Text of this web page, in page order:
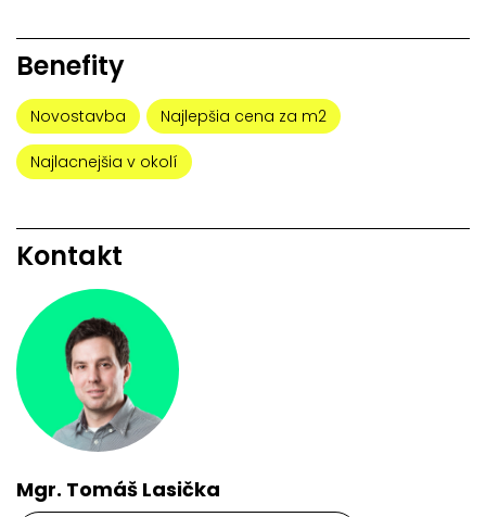
Benefity
Novostavba Najlepšia cena za m2
Najlacnejšia v okolí
Kontakt
Mgr. Tomáš Lasička